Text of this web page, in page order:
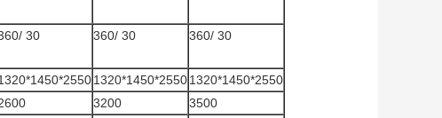
30 360/ 30 360/ 30
1320*1450*2550 1320*1450*2550
3200
3500